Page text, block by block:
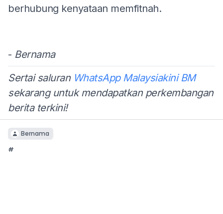
berhubung kenyataan memfitnah.
- Bernama
Sertai saluran WhatsApp Malaysiakini BM
sekarang untuk mendapatkan perkembangan
berita terkini!
Bernama
#